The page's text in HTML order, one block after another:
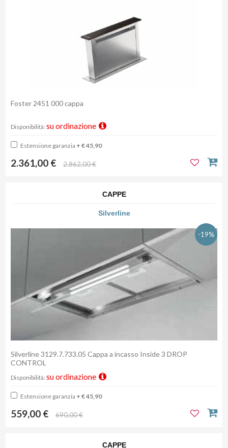
Foster 2451 000 cappa
Disponibilità: su ordinazione
Estensione garanzia + € 45,90
2.361,00 € 2.862,00 €
CAPPE
Silverline
-19%
Silverline 3129.7.733.05 Cappa a incasso Inside 3 DROP
CONTROL
Disponibilità: su ordinazione
Estensione garanzia + € 45,90
559,00 € 690,00 €
CAPPE